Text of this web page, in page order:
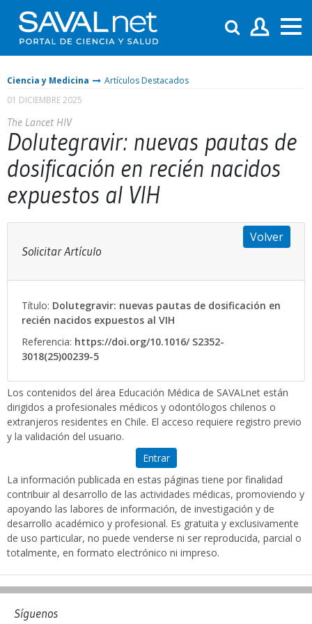
Ciencia y Medicina
Artículos Destacados
01 DICIEMBRE 2025
The Lancet HIV
Dolutegravir: nuevas pautas de
dosificación en recién nacidos
expuestos al VIH
Solicitar Artículo
Volver
Título: Dolutegravir: nuevas pautas de dosificación en
recién nacidos expuestos al VIH
Referencia: https://doi.org/10.1016/ S2352-
3018(25)00239-5
Los contenidos del área Educación Médica de SAVALnet están
dirigidos a profesionales médicos y odontólogos chilenos o
extranjeros residentes en Chile. El acceso requiere registro previo
y la validación del usuario.
Entrar
La información publicada en estas páginas tiene por finalidad
contribuir al desarrollo de las actividades médicas, promoviendo y
apoyando las labores de información, de investigación y de
desarrollo académico y profesional. Es gratuita y exclusivamente
de uso particular, no puede venderse ni ser reproducida, parcial o
totalmente, en formato electrónico ni impreso.
Síguenos